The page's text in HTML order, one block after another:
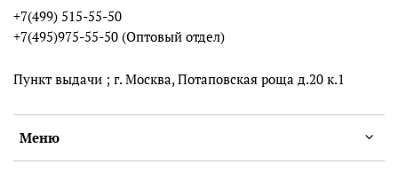
Меню
+7(499) 515-55-50
+7(495)975-55-50 (Оптовый отдел)
Пункт выдачи ; г. Москва, Потаповская роща д.20 к.1